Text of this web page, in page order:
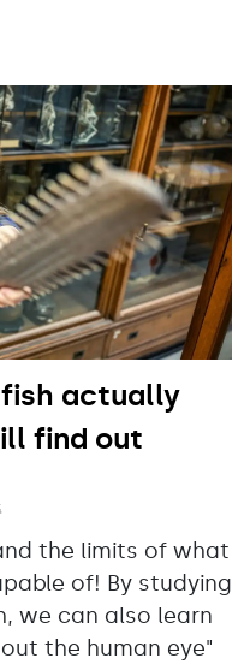
actually
find out
the limits of what
of! By studying
we can also learn
the human eye"